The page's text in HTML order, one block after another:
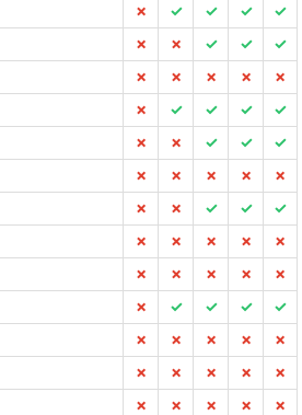
✗ ✓ ✓ ✓
✓
✗ ✗ ✓ ✓
✓
✗ ✗ ✗ ✗
✗
✗ ✓ ✓ ✓
✓
✗ ✗ ✓ ✓
✓
✗ ✗ ✗ ✗
✗
✗ ✗ ✓ ✓
✓
✗ ✗ ✗ ✗
✗
✗ ✗ ✗ ✗
✗
✗ ✓ ✓ ✓
✓
✗ ✗ ✗ ✗
✗
✗ ✗ ✗ ✗
✗
✗ ✗ ✗ ✗
✗